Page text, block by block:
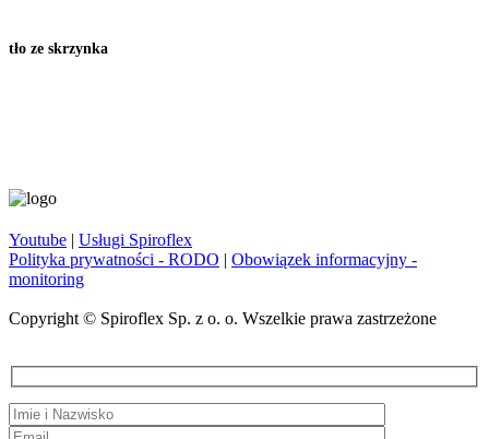
tło ze skrzynka
Youtube | Usługi Spiroflex
Polityka prywatności - RODO | Obowiązek informacyjny -
monitoring
Copyright © Spiroflex Sp. z o. o. Wszelkie prawa zastrzeżone